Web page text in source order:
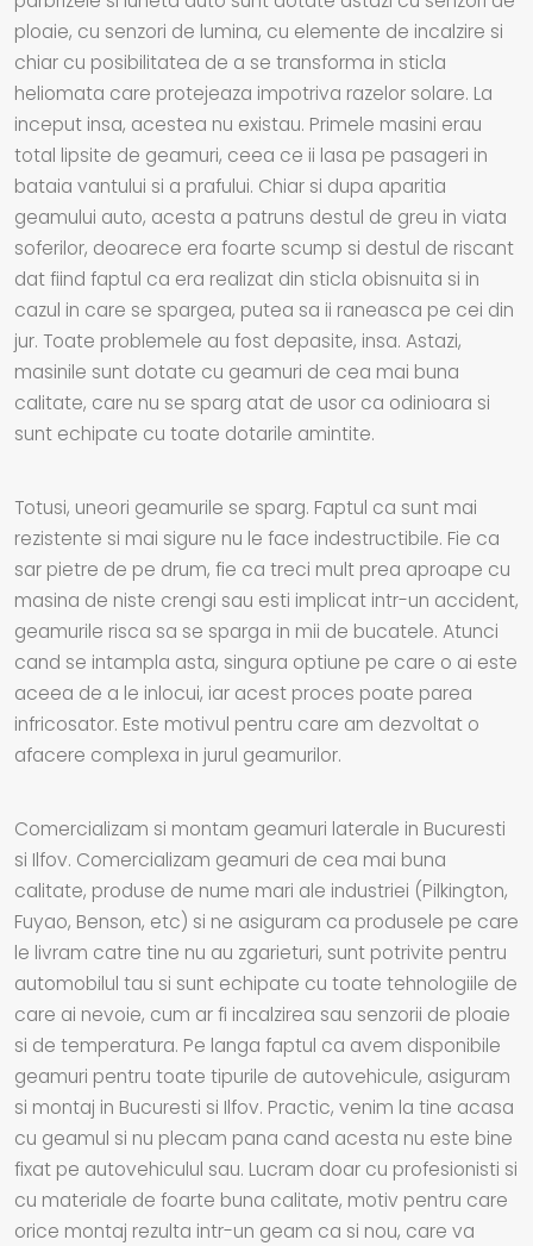
ploaie, cu senzori de lumina, cu elemente de incalzire si
chiar cu posibilitatea de a se transforma in sticla
heliomata care protejeaza impotriva razelor solare. La
inceput insa, acestea nu existau. Primele masini erau
total lipsite de geamuri, ceea ce ii lasa pe pasageri in
bataia vantului si a prafului. Chiar si dupa aparitia
geamului auto, acesta a patruns destul de greu in viata
soferilor, deoarece era foarte scump si destul de riscant
dat fiind faptul ca era realizat din sticla obisnuita si in
cazul in care se spargea, putea sa ii raneasca pe cei din
jur. Toate problemele au fost depasite, insa. Astazi,
masinile sunt dotate cu geamuri de cea mai buna
calitate, care nu se sparg atat de usor ca odinioara si
sunt echipate cu toate dotarile amintite.
Totusi, uneori geamurile se sparg. Faptul ca sunt mai
rezistente si mai sigure nu le face indestructibile. Fie ca
sar pietre de pe drum, fie ca treci mult prea aproape cu
masina de niste crengi sau esti implicat intr-un accident,
geamurile risca sa se sparga in mii de bucatele. Atunci
cand se intampla asta, singura optiune pe care o ai este
aceea de a le inlocui, iar acest proces poate parea
infricosator. Este motivul pentru care am dezvoltat o
afacere complexa in jurul geamurilor.
Comercializam si montam geamuri laterale in Bucuresti
si Ilfov. Comercializam geamuri de cea mai buna
calitate, produse de nume mari ale industriei (Pilkington,
Fuyao, Benson, etc) si ne asiguram ca produsele pe care
le livram catre tine nu au zgarieturi, sunt potrivite pentru
automobilul tau si sunt echipate cu toate tehnologiile de
care ai nevoie, cum ar fi incalzirea sau senzorii de ploaie
si de temperatura. Pe langa faptul ca avem disponibile
geamuri pentru toate tipurile de autovehicule, asiguram
si montaj in Bucuresti si Ilfov. Practic, venim la tine acasa
cu geamul si nu plecam pana cand acesta nu este bine
fixat pe autovehiculul sau. Lucram doar cu profesionisti si
cu materiale de foarte buna calitate, motiv pentru care
orice montaj rezulta intr-un geam ca si nou, care va